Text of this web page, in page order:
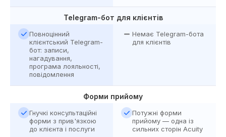
Telegram-бот для клієнтів
Повноцінний
клієнтський Telegram-
бот: записи,
нагадування,
програма лояльності,
повідомлення
Немає Telegram-бота
для клієнтів
Форми прийому
Гнучкі консультаційні
форми з прив'язкою
до клієнта і послуги
Потужні форми
прийому — одна із
сильних сторін Acuity